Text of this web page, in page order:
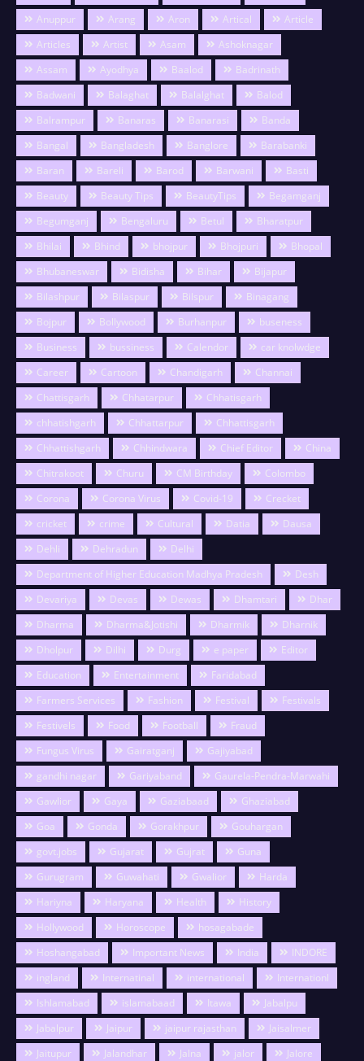
Anuppur
Arang Aron Artical
Article
Articles
Artist Asam
Ashoknagar
Assam
Ayodhya Baalod
Badrinath
Badwani
Balaghat Balalghat
Balod
Balrampur
Banaras Banarasi
Banda
Bangal
Bangladesh Banglore
Barabanki
Baran
Bareli Barod Barwani
Basti
Beauty
Beauty Tips BeautyTips
Begamganj
Begumganj
Bengaluru Betul
Bharatpur
Bhilai
Bhind bhojpur Bhojpuri
Bhopal
Bhubaneswar
Bidisha Bihar
Bijapur
Bilashpur
Bilaspur Bilspur
Binagang
Bojpur
Bollywood Burhanpur
buseness
Business
bussiness Calendor
car knolwdge
Career
Cartoon Chandigarh
Channai
Chattisgarh
Chhatarpur
Chhatisgarh
chhatishgarh
Chhattarpur
Chhattisgarh
Chhattishgarh
Chhindwara Chief Editor
China
Chitrakoot
Churu CM Birthday
Colombo
Corona
Corona Virus Covid-19
Crecket
cricket
crime Cultural Datia
Dausa
Dehli
Dehradun
Delhi
Department of Higher Education Madhya Pradesh
Desh
Devariya
Devas Dewas Dhamtari
Dhar
Dharma
Dharma&Jotishi Dharmik
Dharnik
Dholpur
Dilhi Durg e paper
Editor
Education
Entertainment
Faridabad
Farmers Services
Fashion Festival
Festivals
Festivels
Food Football
Fraud
Fungus Virus
Gairatganj
Gajiyabad
gandhi nagar
Gariyaband
Gaurela-Pendra-Marwahi
Gawlior
Gaya Gaziabaad
Ghaziabad
Goa
Gonda Gorakhpur
Gouhargan
govt.jobs
Gujarat Gujrat
Guna
Gurugram
Guwahati Gwalior
Harda
Hariyna
Haryana Health
History
Hollywood
Horoscope
hosagabade
Hoshangabad
Important News India
INDORE
ingland
Internatinal international
Internationl
Ishlamabad
islamabaad Itawa
Jabalpu
Jabalpur
Jaipur jaipur rajasthan
Jaisalmer
Jaitupur
Jalandhar Jalna jalor
Jalore